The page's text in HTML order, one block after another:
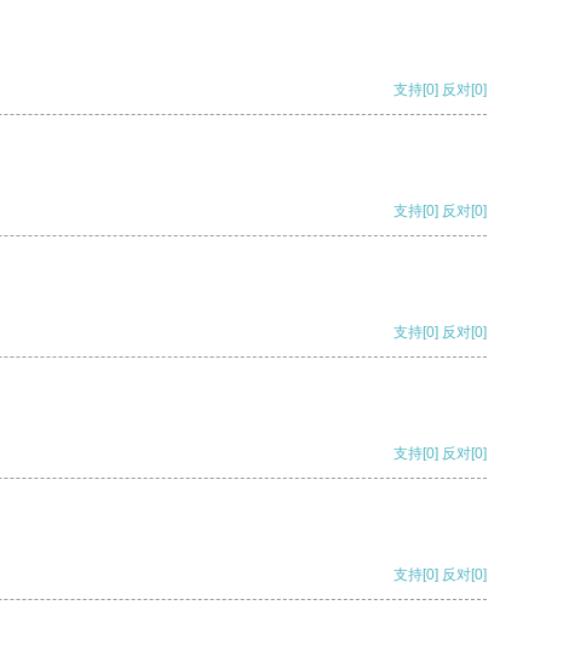
支持[0] 反对[0]
支持[0] 反对[0]
支持[0] 反对[0]
支持[0] 反对[0]
支持[0] 反对[0]